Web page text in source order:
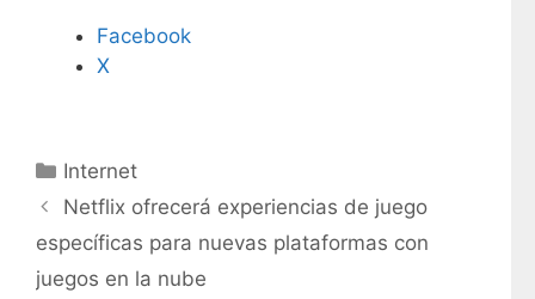
Facebook
X
C
a
e
g
Internet
Netflix ofrecerá experiencias de juego
específicas para nuevas plataformas con
juegos en la nube